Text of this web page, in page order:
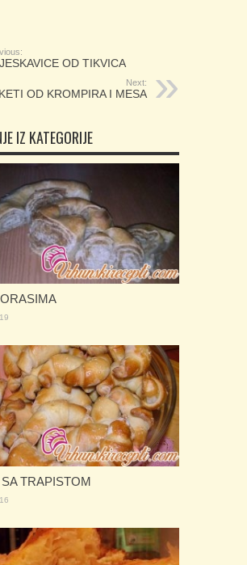
OD TIKVICA
Next:
OD KROMPIRA I MESA
IZ KATEGORIJE
TRAPISTOM